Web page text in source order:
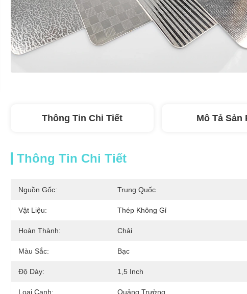
Thông Tin Chi Tiết Mô Tả Sản
Thông Tin Chi Tiết
Nguồn Gốc: Trung Quốc
Vật Liệu: Thép Không Gỉ
Hoàn Thành: Chải
Màu Sắc: Bạc
Độ Dày: 1,5 Inch
Loại Cạnh: Quảng Trường